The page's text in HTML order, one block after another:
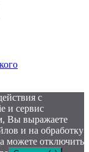
с
и сервис
Вы выражаете
и на обработку
можете отключить